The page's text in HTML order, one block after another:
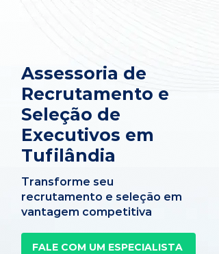
Assessoria de
Recrutamento e
Seleção de
Executivos em
Tufilândia
Transforme seu
recrutamento e seleção em
vantagem competitiva
FALE COM UM ESPECIALISTA